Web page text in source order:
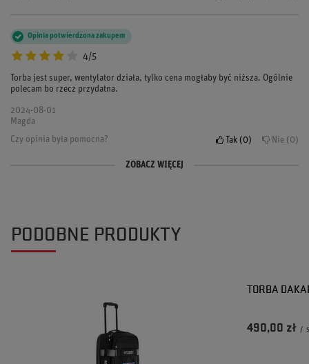
4/5
Opinia potwierdzona zakupem
Torba jest super, wentylator działa, tylko cena mogłaby być niższa. Ogólnie
polecam bo rzecz przydatna.
2024-08-01
Magda
Czy opinia była pomocna?
Tak 0 Nie 0
Opinia potwierdzona zakupem
2024-06-10
Anna
Opinia potwierdzona zakupem
2024-05-20
Ewa
ZOBACZ WIĘCEJ
PODOBNE PRODUKTY
TORBA
490,00 zł /